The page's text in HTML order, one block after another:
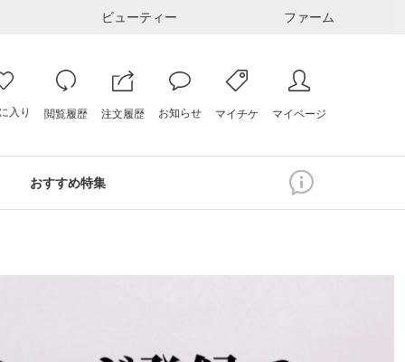
ビューティー ファーム
入り 閲覧履歴 注文履歴 お知らせ マイチケ マイページ
おすすめ特集